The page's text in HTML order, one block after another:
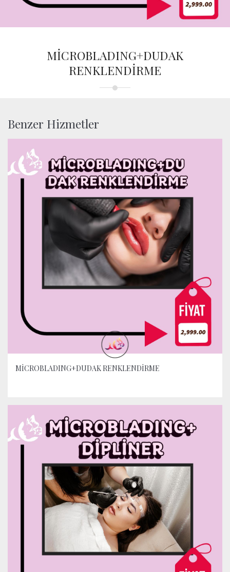
MİCROBLADING+DUDAK
RENKLENDİRME
Benzer Hizmetler
MİCROBLADING+DUDAK RENKLENDİRME